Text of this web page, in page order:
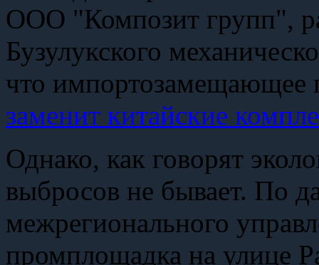
ООО "Композит групп",
Бузулукского
что импортозамещающее
заменит китайские
Однако, как говорят
выбросов не бывает. По
межрегионального
промплощадка на улице